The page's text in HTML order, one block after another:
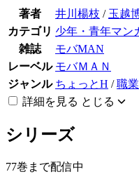
著者 井川楊枝 / 玉越
カテゴリ 少年・青年マン
雑誌
モバMAN
レーベル モバＭＡＮ
ジャンル ちょっとH /職
詳細を見る とじる
シリーズ
77巻まで配信中